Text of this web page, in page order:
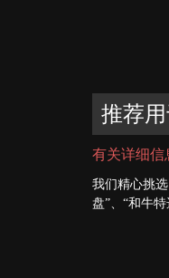
推荐
有关详细信
我们精心挑
盘”、“和牛特